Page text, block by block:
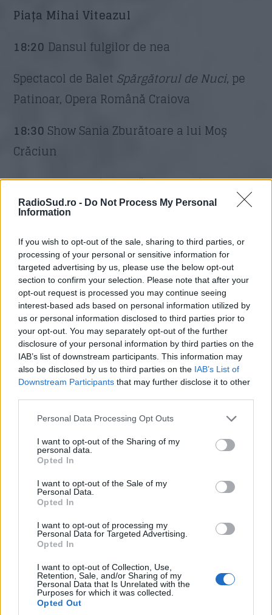
RadioSud.ro - Do Not Process My Personal
Information
If you wish to opt-out of the sale, sharing to third parties, or
processing of your personal or sensitive information for
targeted advertising by us, please use the below opt-out
section to confirm your selection. Please note that after your
opt-out request is processed you may continue seeing
interest-based ads based on personal information utilized by
us or personal information disclosed to third parties prior to
your opt-out. You may separately opt-out of the further
disclosure of your personal information by third parties on the
IAB’s list of downstream participants. This information may
also be disclosed by us to third parties on the IAB’s List of
Downstream Participants that may further disclose it to other
Please note that this website/app uses one or more Google
not limited to your visit or usage behaviour. You may click to
grant or deny consent to Google and its third-party tags to
use your data for below specified purposes in below Google
consent section.
Personal Data Processing Opt Outs
I want to opt-out of the Sharing of my
personal data.
Opted In
I want to opt-out of the Sale of my
Personal Data.
Opted In
I want to opt-out of processing my
Personal Data for Targeted Advertising.
Opted In
I want to opt-out of Collection, Use,
Retention, Sale, and/or Sharing of my
Personal Data that Is Unrelated with the
Purposes for which it was collected.
Opted Out
Piața Mihai Viteazul
18:20 Dansul fulgilor de nea
Spectacol de Balet Spărgătorul de Nuci, pe
Patinoar, Opera Română Craiova
18:30 Show Sania Zburătoare a lui Moș
Crăciun
19:30Show Sania Zburătoare a lui Moș
Crăciun
Piața Frații Buzești
17:00 – 17:20Corul Alegria, Colegiul
Național Militar Tudor Vladimirescu
17:30 – 17:50Concert de colinde, Corala
Magnus Medis a UMF Craiova, Dirijor Asist.
Univ. Dr. Șerban Rebecca
18:00 – 18:30Corul Mitropoliei Olteniei
18:40 – 19:20Winter Wonderland
, concert
de colinde, Filarmonica Oltenia
19:30 – 20:30
Edward Sanda powered by
Kiss Fm, susținut de Lidl
20:40 – 21:40 Lora powered by Kiss Fm,
susținut de Lidl
MC Cosmin Dolea